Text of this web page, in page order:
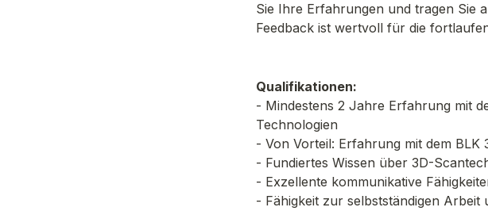
Sie Ihre Erfahrungen und tragen Sie
Feedback ist wertvoll für die
Qualifikationen:
- Mindestens 2 Jahre Erfahrung mit
Technologien
- Von Vorteil: Erfahrung mit dem BLK
- Fundiertes Wissen über 3D-
- Exzellente kommunikative
- Fähigkeit zur selbstständigen